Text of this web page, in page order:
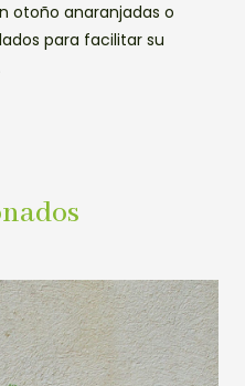
otoño anaranjadas o
para facilitar su